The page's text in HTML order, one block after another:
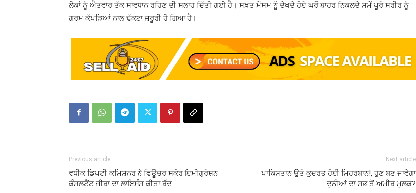
ਲੋਕਾਂ ਨੂੰ ਐਤਵਾਰ ਤੱਕ ਸਾਵਧਾਨ ਰਹਿਣ ਦੀ ਸਲਾਹ ਦਿੱਤੀ ਗਈ ਹੈ। ਸਖ਼ਤ ਮੌਸਮ ਨੂੰ ਦੇਖਦੇ ਹੋਏ ਘਰੋਂ ਬਾਹਰ ਨਿਕਲਦੇ ਸਮੇਂ ਪੂਰੇ ਸਰੀਰ ਨੂੰ
ਗਰਮ ਕੱਪੜਿਆਂ ਨਾਲ ਢੱਕਣਾ ਜ਼ਰੂਰੀ ਹੋ ਗਿਆ ਹੈ।
Previous article
ਵਧੀਕ ਡਿਪਟੀ ਕਮਿਸ਼ਨਰ ਨੇ ਫਿਊਚਰ ਸਕੋਰ ਇਮੀਗ੍ਰੇਸ਼ਨ
ਕੰਸਲਟੈਂਟ ਜੀਰਾ ਦਾ ਲਾਇਸੰਸ ਕੀਤਾ ਰੱਦ
Next article
ਪਾਕਿਸਤਾਨ ਉਤੇ ਕੁਦਰਤ ਹੋਈ ਮਿਹਰਬਾਨ!, ਹੁਣ ਬਣ ਜਾਵੇਗਾ
ਦੁਨੀਆਂ ਦਾ ਸਭ ਤੋਂ ਅਮੀਰ ਮੁਲਕ?